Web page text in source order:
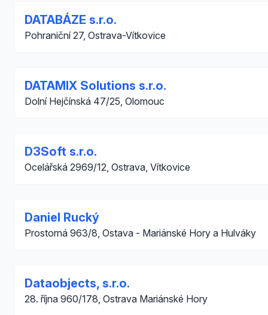
DATABÁZE s.r.o.
Pohraniční 27, Ostrava-Vítkovice
DATAMIX Solutions s.r.o.
Dolní Hejčínská 47/25, Olomouc
D3Soft s.r.o.
Ocelářská 2969/12, Ostrava, Vítkovice
Daniel Rucký
Prostorná 963/8, Ostava - Mariánské Hory a Hulváky
Dataobjects, s.r.o.
28. října 960/178, Ostrava Mariánské Hory